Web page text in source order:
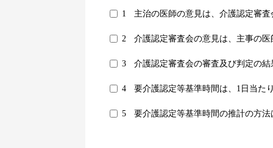
1 主治の医師の意見は、介護認定審
2 介護認定審査会の意見は、主事の
3 介護認定審査会の審査及び判定の
4 要介護認定等基準時間は、1日当た
5 要介護認定等基準時間の推計の方